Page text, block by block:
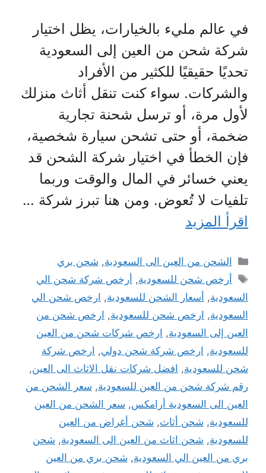
في عالم مليء بالخيارات، يظل اختيار
شركة شحن من العين إلى السعودية
تحديًا حقيقيًا للكثير من الأفراد
والشركات. سواء كنت تنقل أثاث منزلك
لأول مرة، أو ترسل شحنة تجارية
ضخمة، أو حتى تشحن سيارة شخصية،
فإن الخطأ في اختيار شركة الشحن قد
يعني خسائر في المال والوقت وربما
تلفيات لا تُعوض. ومن هنا تبرز شركة …
اقرأ المزيد
التصنيفات
الشحن من العين الى السعودية, شحن بري
الوسوم
أرخص شحن للسعودية, أرخص شركة شحن الي
السعودية, أسعار الشحن للسعودية, ارخص شحن الي
السعودية, ارخص شحن للسعودية, ارخص شحن من
العين إلى السعودية, ارخص شركات شحن من العين
للسعودية, ارخص شركة شحن دولي, ارخص شركة
شحن للسعودية, افضل شركات نقل الاثاث الى العين,
رقم شركة شحن من العين للسعودية, سعر الشحن من
العين الى السعودية أرامكس, سعر الشحن من العين
للسعودية, شحن أثاث, شحن أغراض من العين
للسعودية, شحن اثاث من العين الى السعودية, شحن
بري من العين الي السعودية, شحن بري من العين